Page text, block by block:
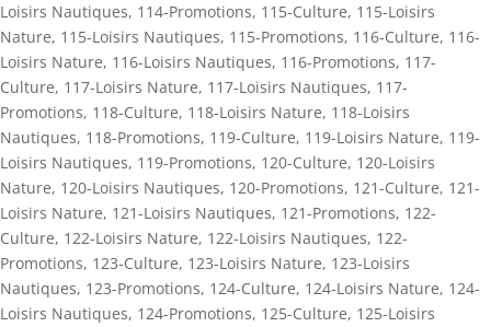
Loisirs Nautiques, 114-Promotions, 115-Culture, 115-Loisirs
Nature, 115-Loisirs Nautiques, 115-Promotions, 116-Culture, 116-
Loisirs Nature, 116-Loisirs Nautiques, 116-Promotions, 117-
Culture, 117-Loisirs Nature, 117-Loisirs Nautiques, 117-
Promotions, 118-Culture, 118-Loisirs Nature, 118-Loisirs
Nautiques, 118-Promotions, 119-Culture, 119-Loisirs Nature, 119-
Loisirs Nautiques, 119-Promotions, 120-Culture, 120-Loisirs
Nature, 120-Loisirs Nautiques, 120-Promotions, 121-Culture, 121-
Loisirs Nature, 121-Loisirs Nautiques, 121-Promotions, 122-
Culture, 122-Loisirs Nature, 122-Loisirs Nautiques, 122-
Promotions, 123-Culture, 123-Loisirs Nature, 123-Loisirs
Nautiques, 123-Promotions, 124-Culture, 124-Loisirs Nature, 124-
Loisirs Nautiques, 124-Promotions, 125-Culture, 125-Loisirs